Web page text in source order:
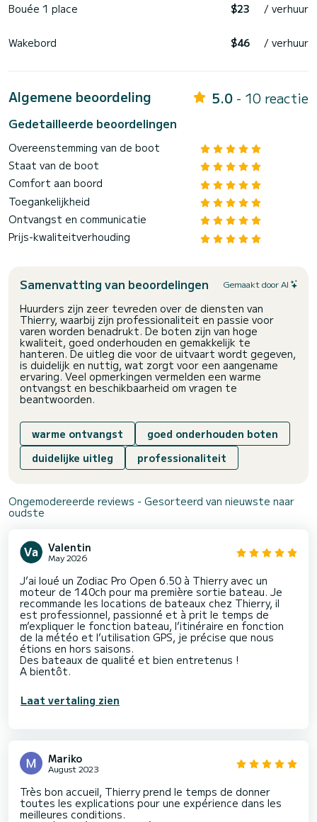
Bouée 1 place $23 / verhuur
Wakebord $46 / verhuur
Algemene beoordeling 5.0 - 10 reactie
Gedetailleerde beoordelingen
Overeenstemming van de boot
Staat van de boot
Comfort aan boord
Toegankelijkheid
Ontvangst en communicatie
Prijs-kwaliteitverhouding
Samenvatting van beoordelingen Gemaakt door AI
Huurders zijn zeer tevreden over de diensten van
Thierry, waarbij zijn professionaliteit en passie voor
varen worden benadrukt. De boten zijn van hoge
kwaliteit, goed onderhouden en gemakkelijk te
hanteren. De uitleg die voor de uitvaart wordt gegeven,
is duidelijk en nuttig, wat zorgt voor een aangename
ervaring. Veel opmerkingen vermelden een warme
ontvangst en beschikbaarheid om vragen te
beantwoorden.
warme ontvangst
goed onderhouden boten
duidelijke uitleg
professionaliteit
Ongemodereerde reviews - Gesorteerd van nieuwste naar
oudste
Valentin
May 2026
J’ai loué un Zodiac Pro Open 6.50 à Thierry avec un
moteur de 140ch pour ma première sortie bateau. Je
recommande les locations de bateaux chez Thierry, il
est professionnel, passionné et à prit le temps de
m’expliquer le fonction bateau, l’itinéraire en fonction
de la météo et l’utilisation GPS, je précise que nous
étions en hors saisons.
Des bateaux de qualité et bien entretenus !
A bientôt.
Laat vertaling zien
Mariko
August 2023
Très bon accueil, Thierry prend le temps de donner
toutes les explications pour une expérience dans les
meilleures conditions.